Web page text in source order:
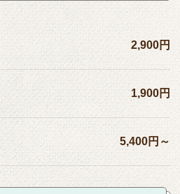
2,900円
1,900円
5,400円～